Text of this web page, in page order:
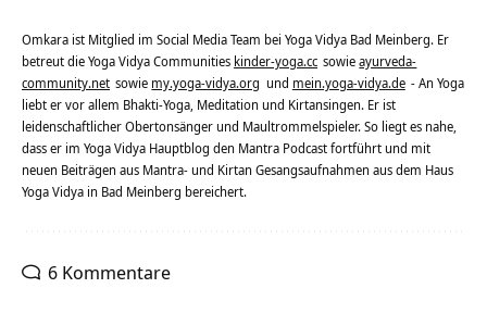
Omkara ist Mitglied im Social Media Team bei Yoga Vidya Bad Meinberg. Er
betreut die Yoga Vidya Communities kinder-yoga.cc sowieayurveda-
community.net sowie my.yoga-vidya.org und mein.yoga-vidya.de - An Yoga
liebt er vor allem Bhakti-Yoga, Meditation und Kirtansingen. Er ist
leidenschaftlicher Obertonsänger und Maultrommelspieler. So liegt es nahe,
dass er im Yoga Vidya Hauptblog den Mantra Podcast fortführt und mit
neuen Beiträgen aus Mantra- und Kirtan Gesangsaufnahmen aus dem Haus
Yoga Vidya in Bad Meinberg bereichert.
6 Kommentare